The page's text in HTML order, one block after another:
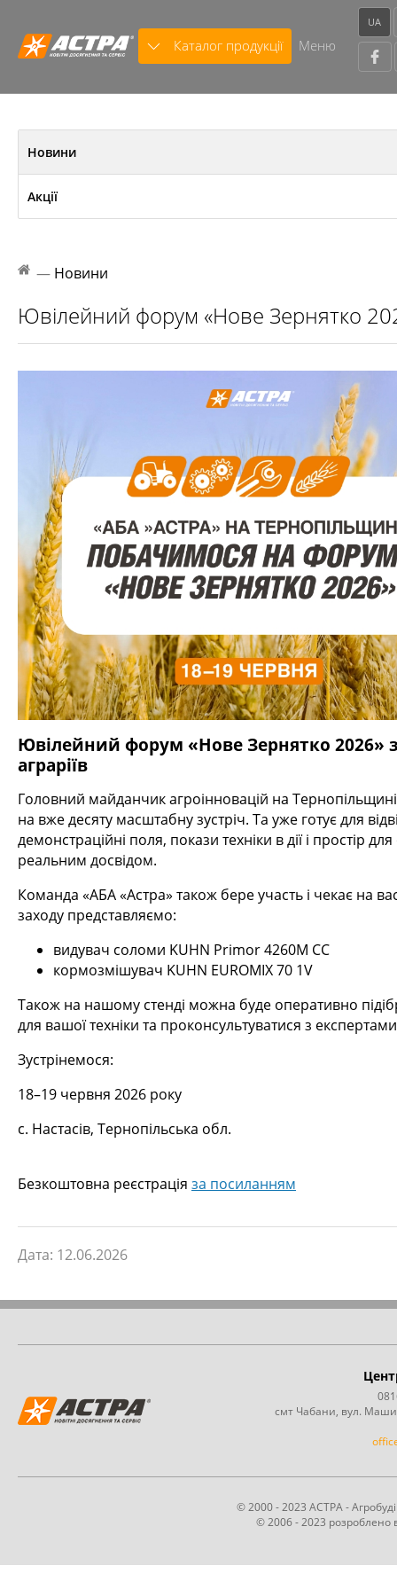
Каталог продукції Меню
UA
Новини
Акції
— Новини
Ювілейний форум «Нове Зернятко
Ювілейний форум «Нове Зернятко 2026»
аграріїв
Головний майданчик агроінновацій на
на вже десяту масштабну зустріч. Та уже готує для
демонстраційні поля, покази техніки в дії і простір
реальним досвідом.
Команда «АБА «Астра» також бере участь і чекає на
заходу представляємо:
видувач соломи KUHN Primor 4260M CC
кормозмішувач KUHN EUROMIX 70 1V
Також на нашому стенді можна буде оперативно
для вашої техніки та проконсультуватися з експертами
Зустрінемося:
18–19 червня 2026 року
с. Настасів, Тернопільська обл.
Безкоштовна реєстрація за посиланням
Дата: 12.06.2026
смт Чабани, вул.
© 2000 - 2023 АСТРА -
© 2006 - 2023 розроблено в